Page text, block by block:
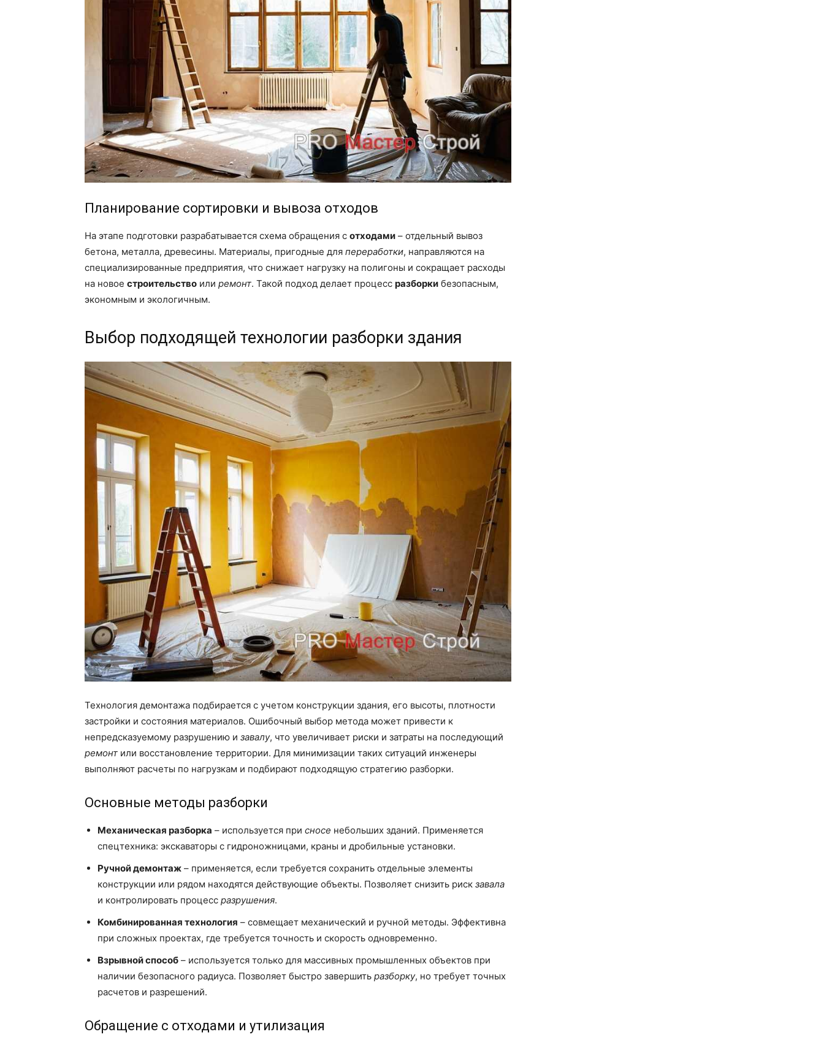
Планирование сортировки и вывоза отходов
На этапе подготовки разрабатывается схема обращения с отходами – отдельный вывоз
бетона, металла, древесины. Материалы, пригодные для переработки, направляются на
специализированные предприятия, что снижает нагрузку на полигоны и сокращает расходы
на новое строительство или ремонт. Такой подход делает процесс разборки безопасным,
экономным и экологичным.
Выбор подходящей технологии разборки здания
Технология демонтажа подбирается с учетом конструкции здания, его высоты, плотности
застройки и состояния материалов. Ошибочный выбор метода может привести к
непредсказуемому разрушению и завалу, что увеличивает риски и затраты на последующий
ремонт или восстановление территории. Для минимизации таких ситуаций инженеры
выполняют расчеты по нагрузкам и подбирают подходящую стратегию разборки.
Основные методы разборки
Механическая разборка – используется при сносе небольших зданий. Применяется
спецтехника: экскаваторы с гидроножницами, краны и дробильные установки.
Ручной демонтаж – применяется, если требуется сохранить отдельные элементы
конструкции или рядом находятся действующие объекты. Позволяет снизить риск завала
и контролировать процесс разрушения.
Комбинированная технология – совмещает механический и ручной методы. Эффективна
при сложных проектах, где требуется точность и скорость одновременно.
Взрывной способ – используется только для массивных промышленных объектов при
наличии безопасного радиуса. Позволяет быстро завершить разборку, но требует точных
расчетов и разрешений.
Обращение с отходами и утилизация